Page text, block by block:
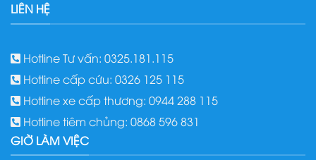
LIÊN HỆ
Hotline Tư vấn: 0325.181.115
Hotline cấp cứu: 0326 125 115
Hotline xe cấp thương: 0944 288 115
Hotline tiêm chủng: 0868 596 831
GIỜ LÀM VIỆC